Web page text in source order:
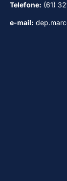
Telefone: (61)
e-mail: